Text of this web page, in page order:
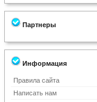
Партнеры
Информация
Правила сайта
Написать нам